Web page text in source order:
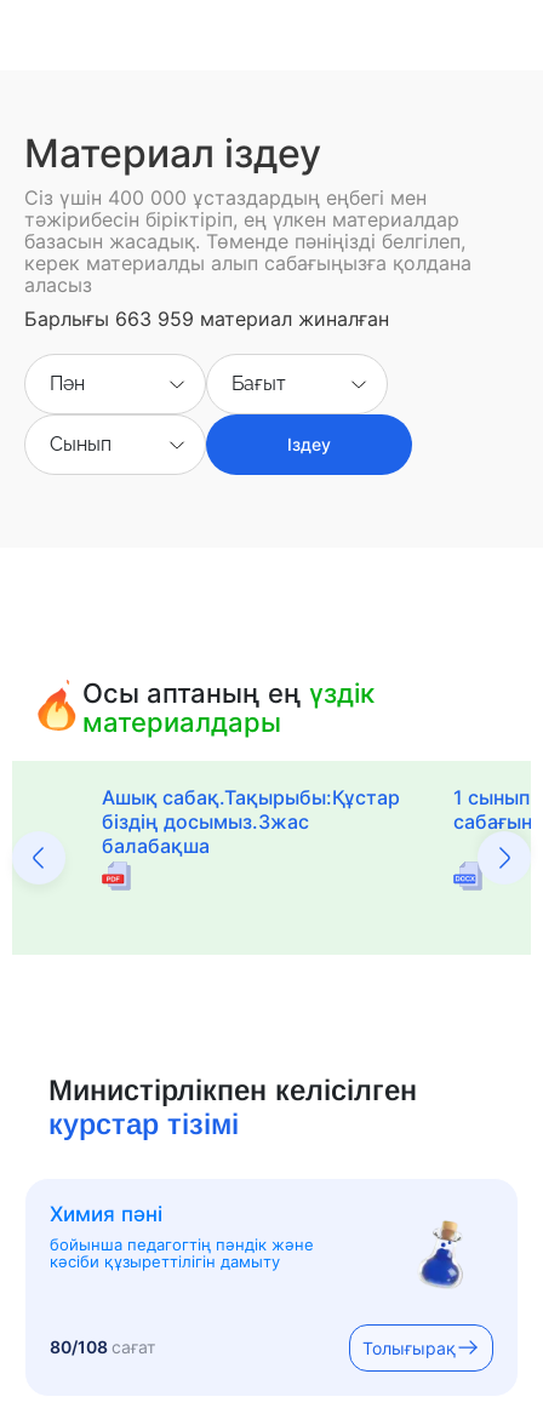
Материал іздеу
Сіз үшін 400 000 ұстаздардың еңбегі мен
тәжірибесін біріктіріп, ең үлкен материалдар
базасын жасадық. Төменде пәніңізді белгілеп,
керек материалды алып сабағыңызға қолдана
аласыз
Барлығы 663 959 материал жиналған
Пән Бағыт
Сынып Іздеу
Осы аптаның еңүздік
материалдары
Ашық сабақ.Тақырыбы:Құстар
біздің досымыз.3жас
балабақша
1
Министірлікпен келісілген
курстар тізімі
Химия пәні
бойынша педагогтің пәндік және
кәсіби құзыреттілігін дамыту
80/108сағат Толығырақ